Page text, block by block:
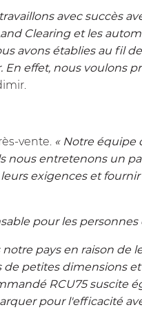
avec succès
Clearing et les
avons établies au fil
effet, nous voulons
vente. « Notre équipe
nous entretenons un
exigences et
pour les personnes
pays en raison de
petites dimensions
RCU75 suscite
pour l'efficacité